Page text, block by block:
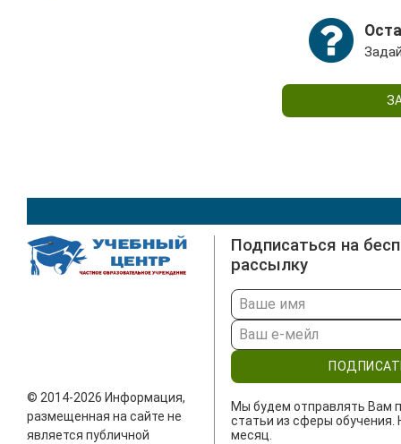
© 2014-2026 Информация,
размещенная на сайте не
является публичной
Подписаться на
рассылку
Мы будем отправлять Вам
статьи из сферы обучения.
месяц.